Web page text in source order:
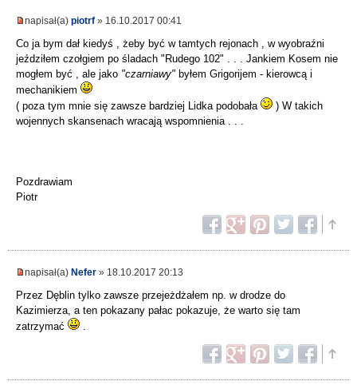
napisał(a) piotrf » 16.10.2017 00:41
Co ja bym dał kiedyś , żeby być w tamtych rejonach , w wyobraźni
jeździłem czołgiem po śladach "Rudego 102" . . . Jankiem Kosem nie
mogłem być , ale jako "czarniawy" byłem Grigorijem - kierowcą i
mechanikiem
( poza tym mnie się zawsze bardziej Lidka podobała
) W takich
wojennych skansenach wracają wspomnienia . . .
Pozdrawiam
Piotr
napisał(a) Nefer » 18.10.2017 20:13
Przez Dęblin tylko zawsze przejeżdżałem np. w drodze do
Kazimierza, a ten pokazany pałac pokazuje, że warto się tam
zatrzymać
.